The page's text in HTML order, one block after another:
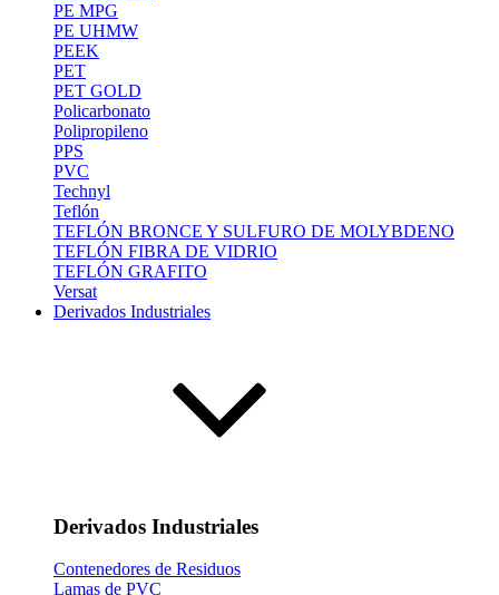
PE MPG
PE UHMW
PEEK
PET
PET GOLD
Policarbonato
Polipropileno
PPS
PVC
Technyl
Teflón
TEFLÓN BRONCE Y SULFURO DE MOLYBDENO
TEFLÓN FIBRA DE VIDRIO
TEFLÓN GRAFITO
Versat
Derivados Industriales
Derivados Industriales
Contenedores de Residuos
Lamas de PVC